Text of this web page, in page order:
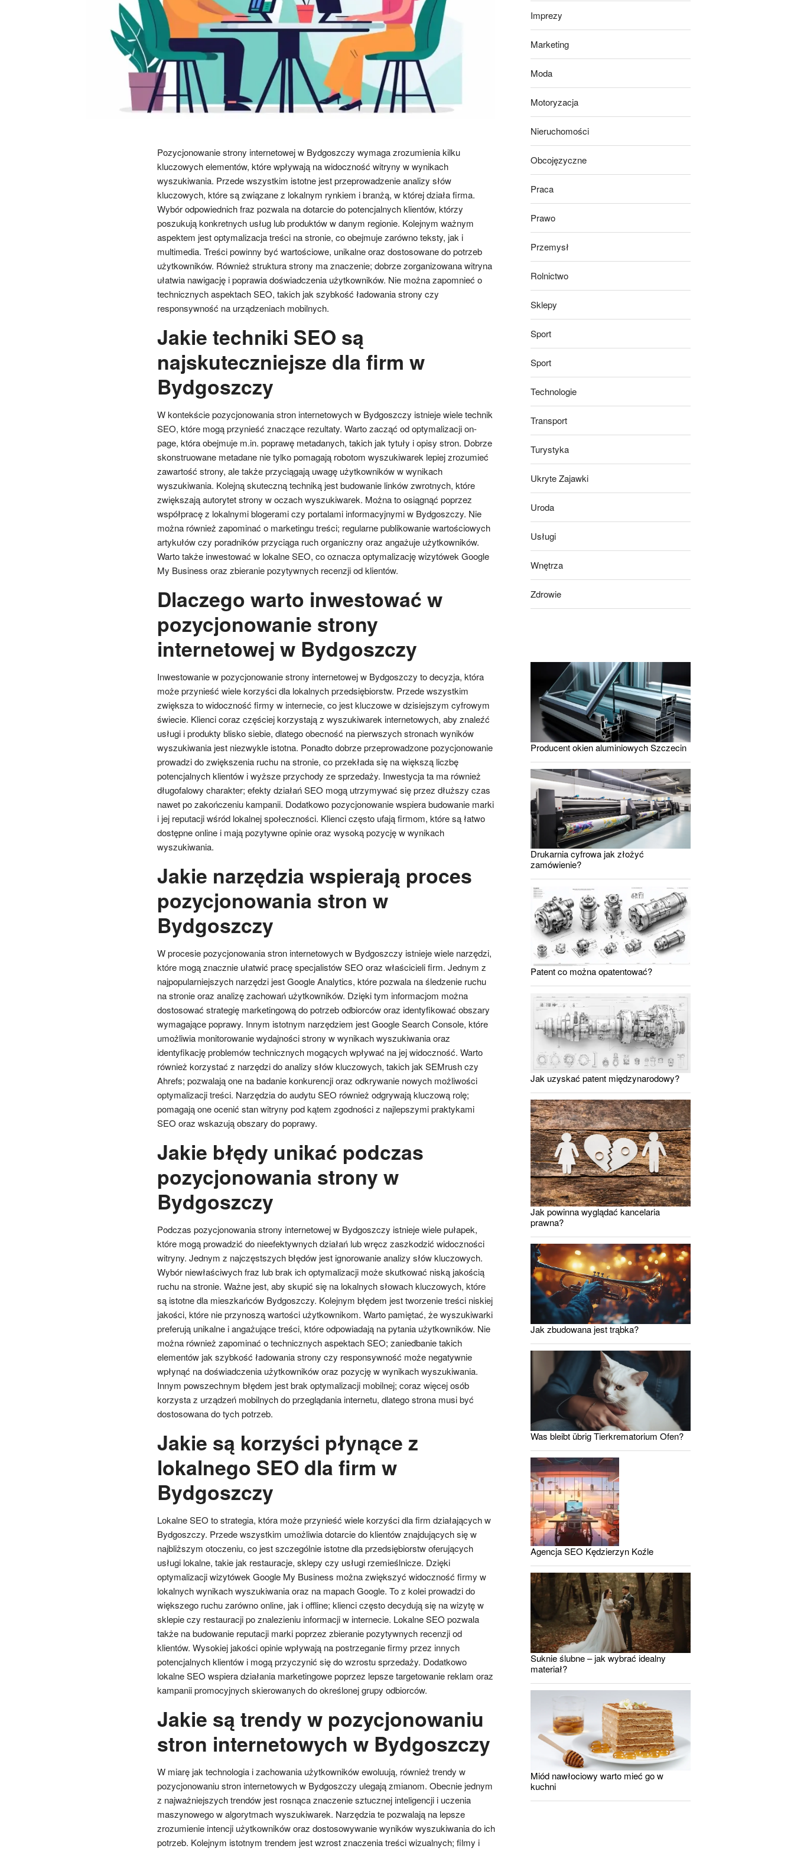
Pozycjonowanie strony internetowej w Bydgoszczy wymaga zrozumienia kilku
kluczowych elementów, które wpływają na widoczność witryny w wynikach
wyszukiwania. Przede wszystkim istotne jest przeprowadzenie analizy słów
kluczowych, które są związane z lokalnym rynkiem i branżą, w której działa firma.
Wybór odpowiednich fraz pozwala na dotarcie do potencjalnych klientów, którzy
poszukują konkretnych usług lub produktów w danym regionie. Kolejnym ważnym
aspektem jest optymalizacja treści na stronie, co obejmuje zarówno teksty, jak i
multimedia. Treści powinny być wartościowe, unikalne oraz dostosowane do potrzeb
użytkowników. Również struktura strony ma znaczenie; dobrze zorganizowana witryna
ułatwia nawigację i poprawia doświadczenia użytkowników. Nie można zapomnieć o
technicznych aspektach SEO, takich jak szybkość ładowania strony czy
responsywność na urządzeniach mobilnych.
Jakie techniki SEO są
najskuteczniejsze dla firm w
Bydgoszczy
W kontekście pozycjonowania stron internetowych w Bydgoszczy istnieje wiele technik
SEO, które mogą przynieść znaczące rezultaty. Warto zacząć od optymalizacji on-
page, która obejmuje m.in. poprawę metadanych, takich jak tytuły i opisy stron. Dobrze
skonstruowane metadane nie tylko pomagają robotom wyszukiwarek lepiej zrozumieć
zawartość strony, ale także przyciągają uwagę użytkowników w wynikach
wyszukiwania. Kolejną skuteczną techniką jest budowanie linków zwrotnych, które
zwiększają autorytet strony w oczach wyszukiwarek. Można to osiągnąć poprzez
współpracę z lokalnymi blogerami czy portalami informacyjnymi w Bydgoszczy. Nie
można również zapominać o marketingu treści; regularne publikowanie wartościowych
artykułów czy poradników przyciąga ruch organiczny oraz angażuje użytkowników.
Warto także inwestować w lokalne SEO, co oznacza optymalizację wizytówek Google
My Business oraz zbieranie pozytywnych recenzji od klientów.
Dlaczego warto inwestować w
pozycjonowanie strony
internetowej w Bydgoszczy
Inwestowanie w pozycjonowanie strony internetowej w Bydgoszczy to decyzja, która
może przynieść wiele korzyści dla lokalnych przedsiębiorstw. Przede wszystkim
zwiększa to widoczność firmy w internecie, co jest kluczowe w dzisiejszym cyfrowym
świecie. Klienci coraz częściej korzystają z wyszukiwarek internetowych, aby znaleźć
usługi i produkty blisko siebie, dlatego obecność na pierwszych stronach wyników
wyszukiwania jest niezwykle istotna. Ponadto dobrze przeprowadzone pozycjonowanie
prowadzi do zwiększenia ruchu na stronie, co przekłada się na większą liczbę
potencjalnych klientów i wyższe przychody ze sprzedaży. Inwestycja ta ma również
długofalowy charakter; efekty działań SEO mogą utrzymywać się przez dłuższy czas
nawet po zakończeniu kampanii. Dodatkowo pozycjonowanie wspiera budowanie marki
i jej reputacji wśród lokalnej społeczności. Klienci często ufają firmom, które są łatwo
dostępne online i mają pozytywne opinie oraz wysoką pozycję w wynikach
wyszukiwania.
Jakie narzędzia wspierają proces
pozycjonowania stron w
Bydgoszczy
W procesie pozycjonowania stron internetowych w Bydgoszczy istnieje wiele narzędzi,
które mogą znacznie ułatwić pracę specjalistów SEO oraz właścicieli firm. Jednym z
najpopularniejszych narzędzi jest Google Analytics, które pozwala na śledzenie ruchu
na stronie oraz analizę zachowań użytkowników. Dzięki tym informacjom można
dostosować strategię marketingową do potrzeb odbiorców oraz identyfikować obszary
wymagające poprawy. Innym istotnym narzędziem jest Google Search Console, które
umożliwia monitorowanie wydajności strony w wynikach wyszukiwania oraz
identyfikację problemów technicznych mogących wpływać na jej widoczność. Warto
również korzystać z narzędzi do analizy słów kluczowych, takich jak SEMrush czy
Ahrefs; pozwalają one na badanie konkurencji oraz odkrywanie nowych możliwości
optymalizacji treści. Narzędzia do audytu SEO również odgrywają kluczową rolę;
pomagają one ocenić stan witryny pod kątem zgodności z najlepszymi praktykami
SEO oraz wskazują obszary do poprawy.
Jakie błędy unikać podczas
pozycjonowania strony w
Bydgoszczy
Podczas pozycjonowania strony internetowej w Bydgoszczy istnieje wiele pułapek,
które mogą prowadzić do nieefektywnych działań lub wręcz zaszkodzić widoczności
witryny. Jednym z najczęstszych błędów jest ignorowanie analizy słów kluczowych.
Wybór niewłaściwych fraz lub brak ich optymalizacji może skutkować niską jakością
ruchu na stronie. Ważne jest, aby skupić się na lokalnych słowach kluczowych, które
są istotne dla mieszkańców Bydgoszczy. Kolejnym błędem jest tworzenie treści niskiej
jakości, które nie przynoszą wartości użytkownikom. Warto pamiętać, że wyszukiwarki
preferują unikalne i angażujące treści, które odpowiadają na pytania użytkowników. Nie
można również zapominać o technicznych aspektach SEO; zaniedbanie takich
elementów jak szybkość ładowania strony czy responsywność może negatywnie
wpłynąć na doświadczenia użytkowników oraz pozycję w wynikach wyszukiwania.
Innym powszechnym błędem jest brak optymalizacji mobilnej; coraz więcej osób
korzysta z urządzeń mobilnych do przeglądania internetu, dlatego strona musi być
dostosowana do tych potrzeb.
Jakie są korzyści płynące z
lokalnego SEO dla firm w
Bydgoszczy
Lokalne SEO to strategia, która może przynieść wiele korzyści dla firm działających w
Bydgoszczy. Przede wszystkim umożliwia dotarcie do klientów znajdujących się w
najbliższym otoczeniu, co jest szczególnie istotne dla przedsiębiorstw oferujących
usługi lokalne, takie jak restauracje, sklepy czy usługi rzemieślnicze. Dzięki
optymalizacji wizytówek Google My Business można zwiększyć widoczność firmy w
lokalnych wynikach wyszukiwania oraz na mapach Google. To z kolei prowadzi do
większego ruchu zarówno online, jak i offline; klienci często decydują się na wizytę w
sklepie czy restauracji po znalezieniu informacji w internecie. Lokalne SEO pozwala
także na budowanie reputacji marki poprzez zbieranie pozytywnych recenzji od
klientów. Wysokiej jakości opinie wpływają na postrzeganie firmy przez innych
potencjalnych klientów i mogą przyczynić się do wzrostu sprzedaży. Dodatkowo
lokalne SEO wspiera działania marketingowe poprzez lepsze targetowanie reklam oraz
kampanii promocyjnych skierowanych do określonej grupy odbiorców.
Jakie są trendy w pozycjonowaniu
stron internetowych w Bydgoszczy
W miarę jak technologia i zachowania użytkowników ewoluują, również trendy w
pozycjonowaniu stron internetowych w Bydgoszczy ulegają zmianom. Obecnie jednym
z najważniejszych trendów jest rosnąca znaczenie sztucznej inteligencji i uczenia
maszynowego w algorytmach wyszukiwarek. Narzędzia te pozwalają na lepsze
zrozumienie intencji użytkowników oraz dostosowywanie wyników wyszukiwania do ich
potrzeb. Kolejnym istotnym trendem jest wzrost znaczenia treści wizualnych; filmy i
Imprezy
Marketing
Moda
Motoryzacja
Nieruchomości
Obcojęzyczne
Praca
Prawo
Przemysł
Rolnictwo
Sklepy
Sport
Sport
Technologie
Transport
Turystyka
Ukryte Zajawki
Uroda
Usługi
Wnętrza
Zdrowie
Producent okien aluminiowych Szczecin
Drukarnia cyfrowa jak złożyć
zamówienie?
Patent co można opatentować?
Jak uzyskać patent międzynarodowy?
Jak powinna wyglądać kancelaria
prawna?
Jak zbudowana jest trąbka?
Was bleibt übrig Tierkrematorium Ofen?
Agencja SEO Kędzierzyn Koźle
Suknie ślubne – jak wybrać idealny
materiał?
Miód nawłociowy warto mieć go w
kuchni